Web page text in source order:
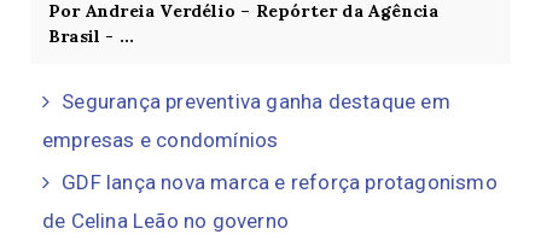
Por Andreia Verdélio – Repórter da Agência
Brasil - ...
Segurança preventiva ganha destaque em
empresas e condomínios
GDF lança nova marca e reforça protagonismo
de Celina Leão no governo